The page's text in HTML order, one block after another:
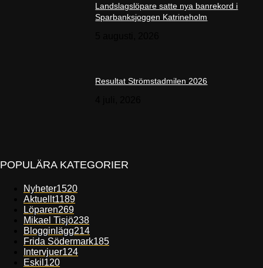
Landslagslöpare satte nya banrekord i
Sparbanksjoggen Katrineholm
Resultat Strömstadmilen 2026
POPULÄRA KATEGORIER
Nyheter1520
Aktuellt1189
Löparen269
Mikael Tisjö238
Blogginlägg214
Frida Södermark185
Intervjuer124
Eskil 120